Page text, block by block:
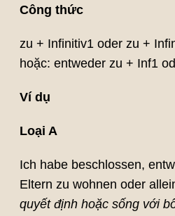
Công thức
zu + Infinitiv1 oder zu +
hoặc: entweder zu + Inf1
Ví dụ
Loại A
Ich habe beschlossen,
Eltern zu wohnen oder
quyết định hoặc sống với